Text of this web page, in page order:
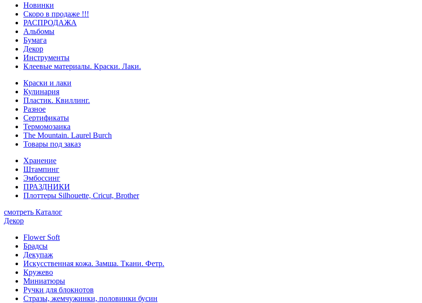
Новинки
Скоро в продаже !!!
РАСПРОДАЖА
Альбомы
Бумага
Декор
Инструменты
Клеевые материалы. Краски. Лаки.
Краски и лаки
Кулинария
Пластик. Квиллинг.
Разное
Сертификаты
Термомозаика
The Mountain. Laurel Burch
Товары под заказ
Хранение
Штампинг
Эмбоссинг
ПРАЗДНИКИ
Плоттеры Silhouette, Cricut, Brother
смотреть Каталог
Декор
Flower Soft
Брадсы
Декупаж
Искусственная кожа. Замша. Ткани. Фетр.
Кружево
Миниатюры
Ручки для блокнотов
Стразы, жемчужинки, половинки бусин